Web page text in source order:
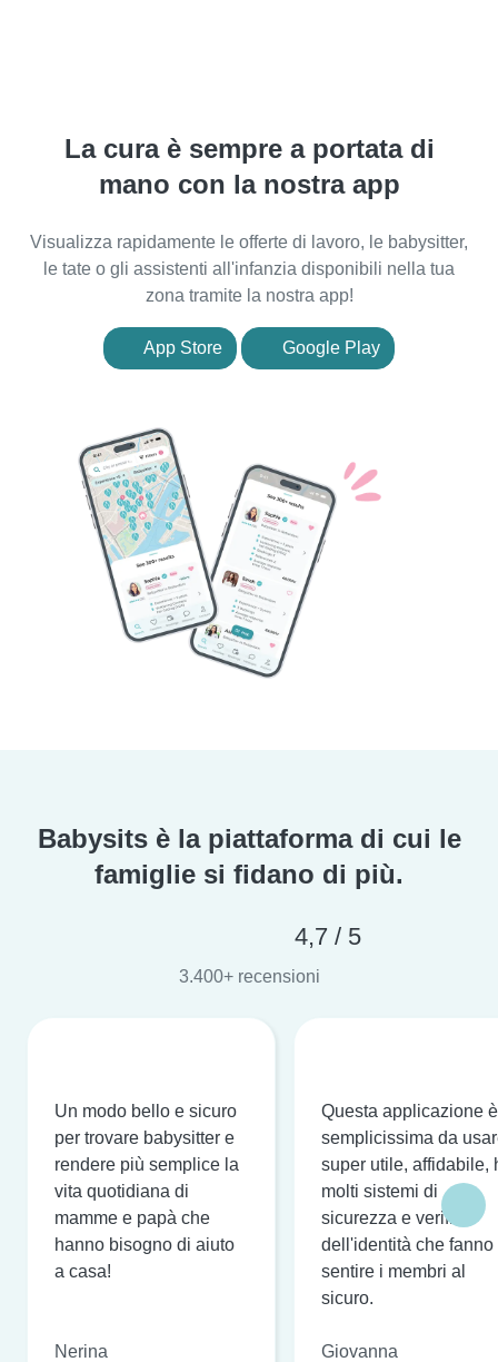
La cura è sempre a portata di
mano con la nostra app
Visualizza rapidamente le offerte di lavoro, le babysitter,
le tate o gli assistenti all'infanzia disponibili nella tua
zona tramite la nostra app!
App Store Google Play
Babysits è la piattaforma di cui le
famiglie si fidano di più.
4,7 / 5
3.400+ recensioni
Un modo bello e sicuro
per trovare babysitter e
rendere più semplice la
vita quotidiana di
mamme e papà che
hanno bisogno di aiuto
a casa!
Nerina
Questa applicazione è
semplicissima da
super utile, affidabile,
molti sistemi di
sicurezza e verifica
dell'identità che fanno
sentire i membri al
sicuro.
Giovanna